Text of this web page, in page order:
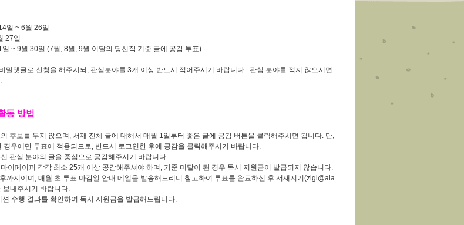
일 ~ 6월 26일
27일
~ 9월 30일 (7월, 8월, 9월 이달의 당선작 기준 글에 공감 투표)
밀댓글로 신청을 해주시되, 관심분야를 3개 이상 반드시 적어주시기 바랍니다. 관심 분야를 적지 않으시면
동 방법
후보를 두지 않으며, 서재 전체 글에 대해서 매월 1일부터 좋은 글에 공감 버튼을 클릭해주시면 됩니다. 단,
경우에만 투표에 적용되므로, 반드시 로그인한 후에 공감을 클릭해주시기 바랍니다.
관심 분야의 글을 중심으로 공감해주시기 바랍니다.
이페이퍼 각각 최소 25개 이상 공감해주셔야 하며, 기준 미달이 된 경우 독서 지원금이 발급되지 않습니다.
까지이며, 매월 초 투표 마감일 안내 메일을 발송해드리니 참고하여 투표를 완료하신 후 서재지기(zigi@ala
보내주시기 바랍니다.
수행 결과를 확인하여 독서 지원금을 발급해드립니다.